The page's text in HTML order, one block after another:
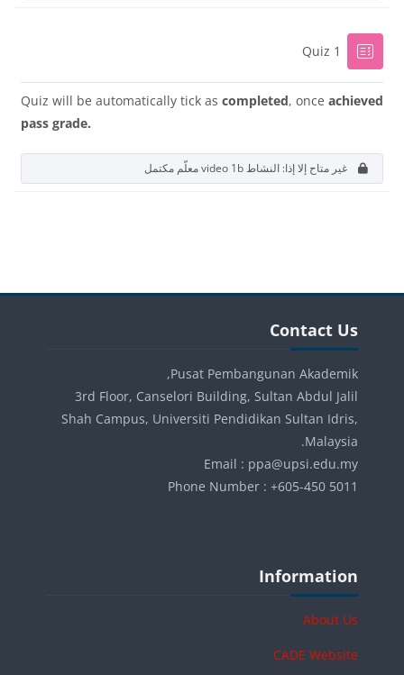
Quiz 1
Quiz will be automatically tick as completed, once achieved
pass grade.
غير متاح إلا إذا: النشاطvideo 1bمعلّم مكتمل
الكتل
Contact Us
Pusat Pembangunan Akademik,
3rd Floor, Canselori Building, Sultan Abdul Jalil
Shah Campus, Universiti Pendidikan Sultan Idris,
Malaysia.
Email : ppa@upsi.edu.my
Phone Number : +605-450 5011
الكتل
Information
About Us
CADE Website